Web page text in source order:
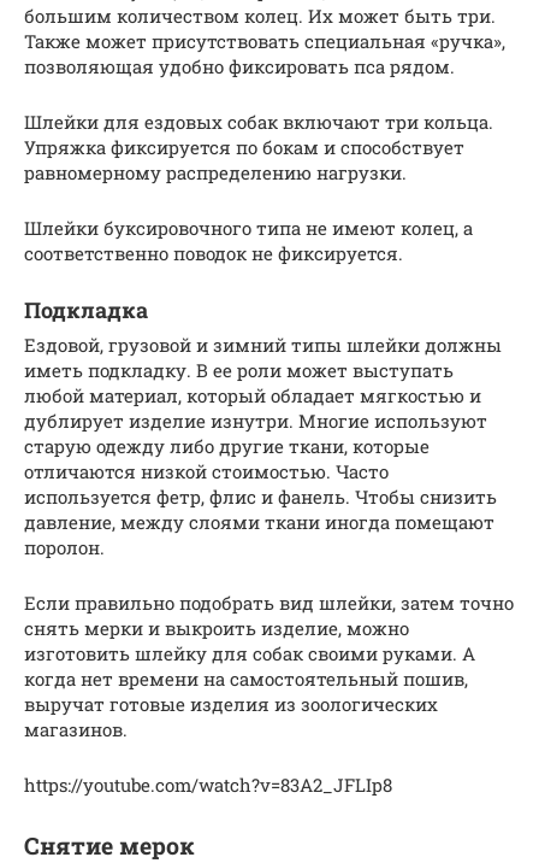
большим количеством колец. Их может быть три.
Также может присутствовать специальная «ручка»,
позволяющая удобно фиксировать пса рядом.
Шлейки для ездовых собак включают три кольца.
Упряжка фиксируется по бокам и способствует
равномерному распределению нагрузки.
Шлейки буксировочного типа не имеют колец, а
соответственно поводок не фиксируется.
Подкладка
Ездовой, грузовой и зимний типы шлейки должны
иметь подкладку. В ее роли может выступать
любой материал, который обладает мягкостью и
дублирует изделие изнутри. Многие используют
старую одежду либо другие ткани, которые
отличаются низкой стоимостью. Часто
используется фетр, флис и фанель. Чтобы снизить
давление, между слоями ткани иногда помещают
поролон.
Если правильно подобрать вид шлейки, затем точно
снять мерки и выкроить изделие, можно
изготовить шлейку для собак своими руками. А
когда нет времени на самостоятельный пошив,
выручат готовые изделия из зоологических
магазинов.
https://youtube.com/watch?v=83A2_JFLIp8
Снятие мерок